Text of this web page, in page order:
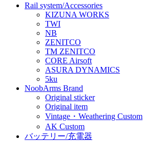
Rail system/Accessories
KIZUNA WORKS
TWI
NB
ZENITCO
TM ZENITCO
CORE Airsoft
ASURA DYNAMICS
5ku
NoobArms Brand
Original sticker
Original item
Vintage・Weathering Custom
AK Custom
バッテリー/充電器